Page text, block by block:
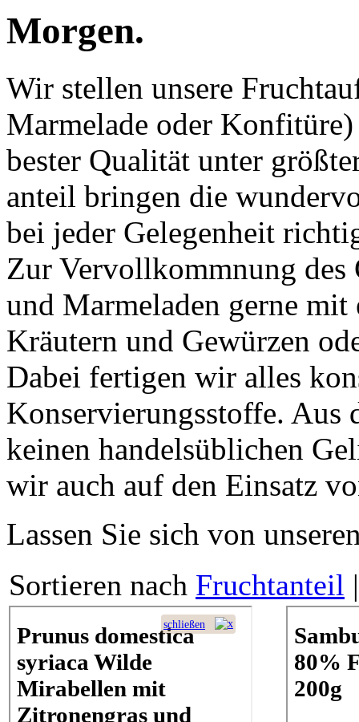
Morgen.
Wir stellen unsere
Marmelade oder
bester Qualität unter
anteil bringen die
bei jeder Gelegenheit
Zur Vervollkommnung des
und Marmeladen gerne
Kräutern und Gewürzen
Dabei fertigen wir alles
Konservierungsstoffe. Aus
keinen handels­üb­li­chen
wir auch auf den Einsatz
Lassen Sie sich von
Sortieren nach Fruchtanteil